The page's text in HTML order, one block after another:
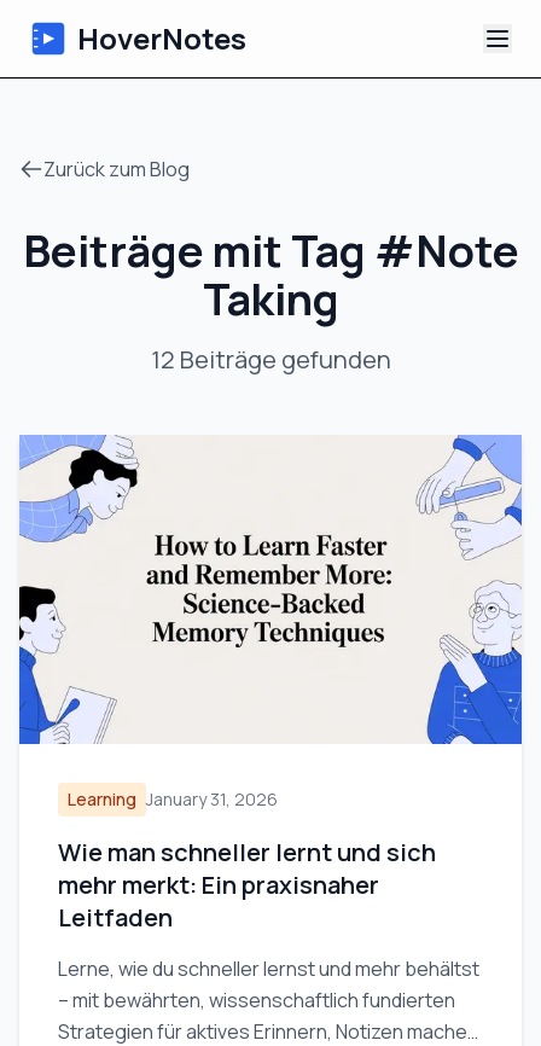
HoverNotes
KI-Video-Notizen
Tutorials
Über uns
Zurück zum Blog
Beiträge mit Tag #Note
Taking
12 Beiträge gefunden
Learning January 31, 2026
Wie man schneller lernt und sich
mehr merkt: Ein praxisnaher
Leitfaden
Lerne, wie du schneller lernst und mehr behältst
– mit bewährten, wissenschaftlich fundierten
Strategien für aktives Erinnern, Notizen machen